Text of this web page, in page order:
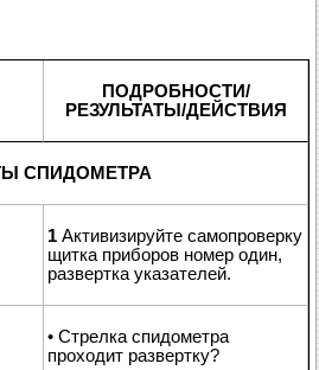
ПОДРОБНОСТИ/
РЕЗУЛЬТАТЫ/ДЕЙСТВИЯ
СПИДОМЕТРА
1 Активизируйте самопроверку
щитка приборов номер один,
развертка указателей.
• Стрелка спидометра
проходит развертку?